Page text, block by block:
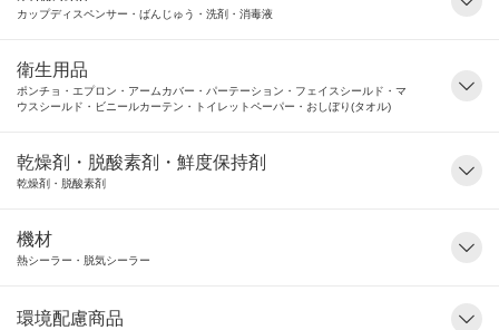
カップディスペンサー・ばんじゅう・洗剤・消毒液
衛生用品
ポンチョ・エプロン・アームカバー・パーテーション・フェイスシールド・マ
ウスシールド・ビニールカーテン・トイレットペーパー・おしぼり(タオル)
乾燥剤・脱酸素剤・鮮度保持剤
乾燥剤・脱酸素剤
機材
熱シーラー・脱気シーラー
環境配慮商品